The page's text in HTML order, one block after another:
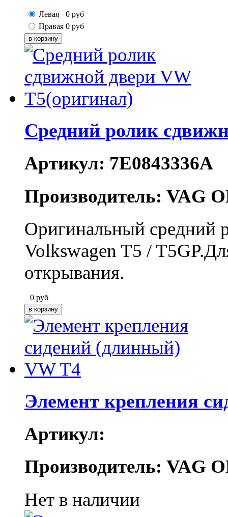
Левая 0 руб
Правая 0 руб
Средний ролик
Артикул: 7E0843336A
Производитель: VAG
Оригинальный средний
Volkswagen T5 /
открывания.
0 руб
Элемент крепления
Артикул:
Производитель: VAG
Нет в наличии